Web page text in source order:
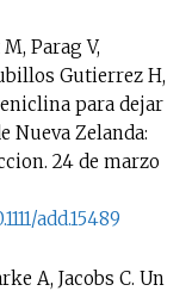
Parag V,
Gutierrez H,
para dejar
Nueva Zelanda:
24 de marzo
add.15489
A, Jacobs C. Un